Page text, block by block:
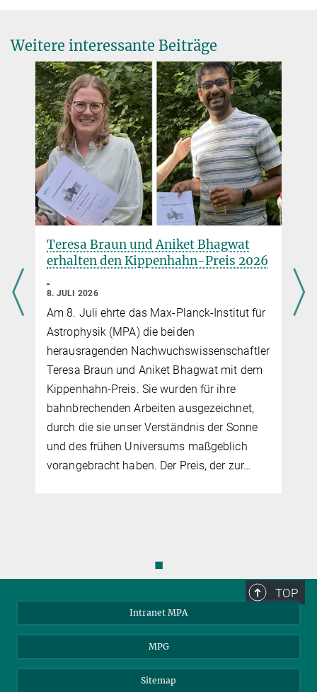
Accepted for publication by xxx
Weitere interessante Beiträge
Teresa Braun und Aniket Bhagwat
erhalten den Kippenhahn-Preis 2026
8. JULI 2026
Am 8. Juli ehrte das Max-Planck-Institut für
Astrophysik (MPA) die beiden
herausragenden Nachwuchswissenschaftler
Teresa Braun und Aniket Bhagwat mit dem
Kippenhahn-Preis. Sie wurden für ihre
bahnbrechenden Arbeiten ausgezeichnet,
durch die sie unser Verständnis der Sonne
und des frühen Universums maßgeblich
vorangebracht haben. Der Preis, der zur…
◼
TOP
Intranet MPA
MPG
Sitemap